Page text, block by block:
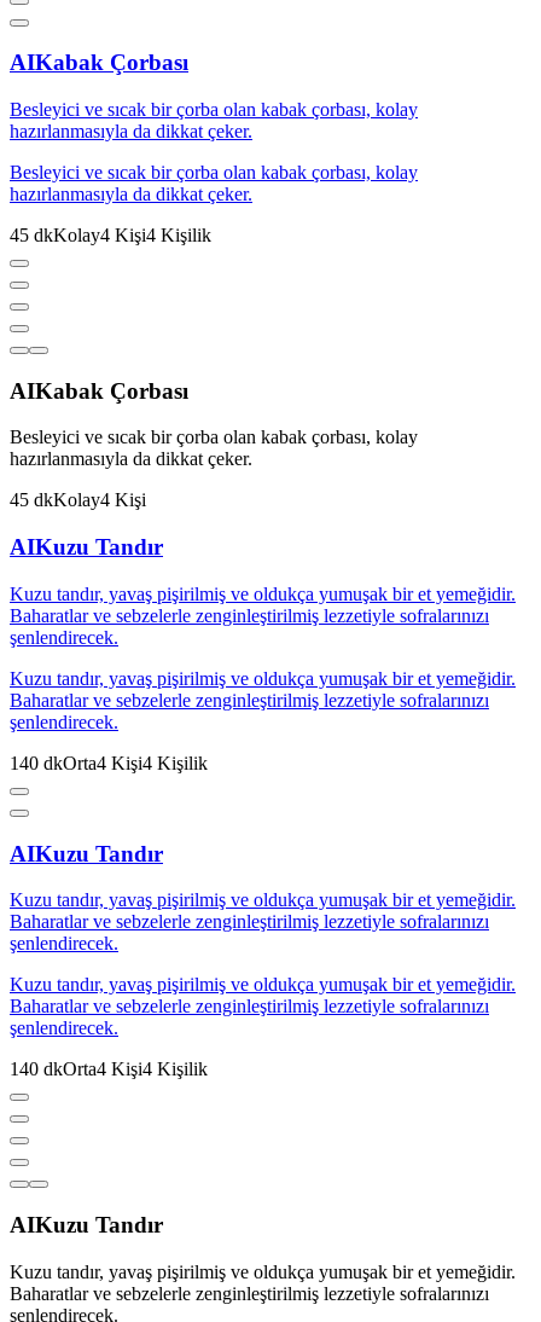
AIKabak Çorbası
Besleyici ve sıcak bir çorba olan kabak çorbası, kolay
hazırlanmasıyla da dikkat çeker.
Besleyici ve sıcak bir çorba olan kabak çorbası, kolay
hazırlanmasıyla da dikkat çeker.
45 dkKolay4 Kişi4 Kişilik
AIKabak Çorbası
Besleyici ve sıcak bir çorba olan kabak çorbası, kolay
hazırlanmasıyla da dikkat çeker.
45 dkKolay4 Kişi
AIKuzu Tandır
Kuzu tandır, yavaş pişirilmiş ve oldukça yumuşak bir et yemeğidir.
Baharatlar ve sebzelerle zenginleştirilmiş lezzetiyle sofralarınızı
şenlendirecek.
Kuzu tandır, yavaş pişirilmiş ve oldukça yumuşak bir et yemeğidir.
Baharatlar ve sebzelerle zenginleştirilmiş lezzetiyle sofralarınızı
şenlendirecek.
140 dkOrta4 Kişi4 Kişilik
AIKuzu Tandır
Kuzu tandır, yavaş pişirilmiş ve oldukça yumuşak bir et yemeğidir.
Baharatlar ve sebzelerle zenginleştirilmiş lezzetiyle sofralarınızı
şenlendirecek.
Kuzu tandır, yavaş pişirilmiş ve oldukça yumuşak bir et yemeğidir.
Baharatlar ve sebzelerle zenginleştirilmiş lezzetiyle sofralarınızı
şenlendirecek.
140 dkOrta4 Kişi4 Kişilik
AIKuzu Tandır
Kuzu tandır, yavaş pişirilmiş ve oldukça yumuşak bir et yemeğidir.
Baharatlar ve sebzelerle zenginleştirilmiş lezzetiyle sofralarınızı
şenlendirecek.